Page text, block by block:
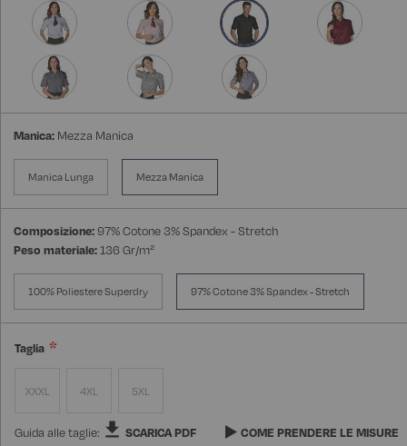
Manica: Mezza Manica
Manica Lunga Mezza Manica
Composizione:97% Cotone 3% Spandex - Stretch
Peso materiale:136 Gr/m²
100% Poliestere Superdry 97% Cotone 3% Spandex - Stretch
Taglia
XXXL 4XL 5XL
Guida alle taglie: SCARICA PDF COME PRENDERE LE MISURE